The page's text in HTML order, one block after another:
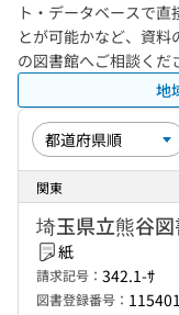
ト・データベースで
とが可能かなど、資料
の図書館へご相談くだ
地
関東
埼玉県立熊谷
紙
請求記号： 342.1-ｻ
図書登録番号：